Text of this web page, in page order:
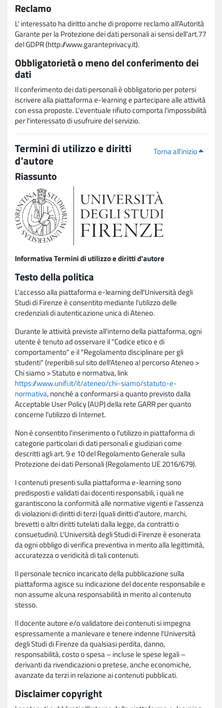
Reclamo
L' interessato ha diritto anche di proporre reclamo all'Autorità
Garante per la Protezione dei dati personali ai sensi dell'art.77
del GDPR (http://www.garanteprivacy.it).
Obbligatorietà o meno del conferimento dei
dati
Il conferimento dei dati personali è obbligatorio per potersi
iscrivere alla piattaforma e-learning e partecipare alle attività
con essa proposte. L'eventuale rifiuto comporta l'impossibilità
per l'interessato di usufruire del servizio.
Torna all'inizio
Termini di utilizzo e diritti
d'autore
Riassunto
Informativa Termini di utilizzo e diritti d'autore
Testo della politica
L'accesso alla piattaforma e-learning dell'Università degli
Studi di Firenze è consentito mediante l'utilizzo delle
credenziali di autenticazione unica di Ateneo.
Durante le attività previste all'interno della piattaforma, ogni
utente è tenuto ad osservare il "Codice etico e di
comportamento" e il "Regolamento disciplinare per gli
studenti" (reperibili sul sito dell'Ateneo al percorso Ateneo >
Chi siamo > Statuto e normativa, link
https://www.unifi.it/it/ateneo/chi-siamo/statuto-e-
normativa, nonché a conformarsi a quanto previsto dalla
Acceptable User Policy (AUP) della rete GARR per quanto
concerne l'utilizzo di Internet.
Non è consentito l'inserimento o l'utilizzo in piattaforma di
categorie particolari di dati personali e giudiziari come
descritti agli art. 9 e 10 del Regolamento Generale sulla
Protezione dei dati Personali (Regolamento UE 2016/679).
I contenuti presenti sulla piattaforma e-learning sono
predisposti e validati dai docenti responsabili, i quali ne
garantiscono la conformità alle normative vigenti e l'assenza
di violazioni di diritti di terzi (quali diritti d'autore, marchi,
brevetti o altri diritti tutelati dalla legge, da contratti o
consuetudini). L'Università degli Studi di Firenze è esonerata
da ogni obbligo di verifica preventiva in merito alla legittimità,
accuratezza o veridicità di tali contenuti.
Il personale tecnico incaricato della pubblicazione sulla
piattaforma agisce su indicazione del docente responsabile e
non assume alcuna responsabilità in merito al contenuto
stesso.
Il docente autore e/o validatore dei contenuti si impegna
espressamente a manlevare e tenere indenne l'Università
degli Studi di Firenze da qualsiasi perdita, danno,
responsabilità, costo o spesa – incluse le spese legali –
derivanti da rivendicazioni o pretese, anche economiche,
avanzate da terzi in relazione ai contenuti pubblicati.
Disclaimer copyright